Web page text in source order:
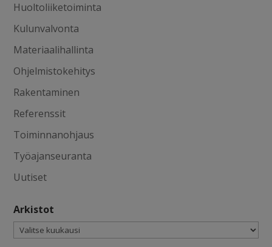
Huoltoliiketoiminta
Kulunvalvonta
Materiaalihallinta
Ohjelmistokehitys
Rakentaminen
Referenssit
Toiminnanohjaus
Työajanseuranta
Uutiset
Arkistot
Arkistot